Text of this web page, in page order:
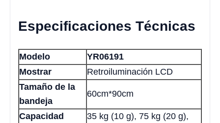
Especificaciones Técnicas
Modelo
YR06191
Mostrar
Retroiluminación LCD
Tamaño de la
bandeja
60cm*90cm
Capacidad
35 kg (10 g), 75 kg (20 g),